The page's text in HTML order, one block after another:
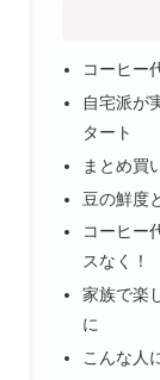
コーヒー
自宅派が
タート
まとめ買
豆の鮮度
コーヒー
スなく！
家族で楽
に
こんな人